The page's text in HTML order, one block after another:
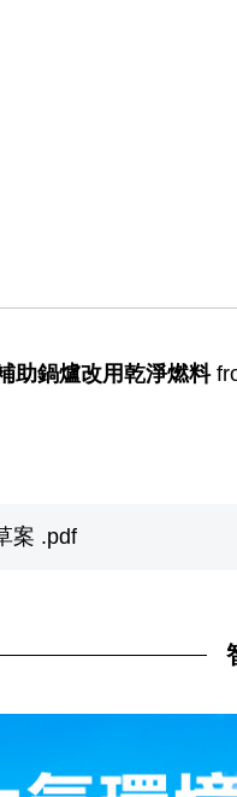
助鍋爐改用乾淨燃料
案 .pdf